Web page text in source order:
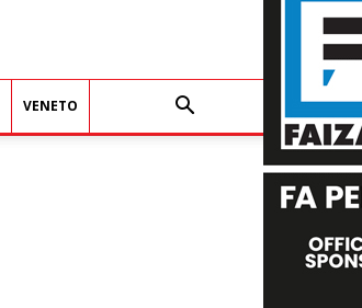
VENETO